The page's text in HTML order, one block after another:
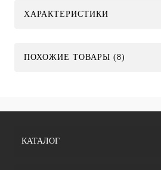
ХАРАКТЕРИСТИКИ
ПОХОЖИЕ ТОВАРЫ (8)
КАТАЛОГ